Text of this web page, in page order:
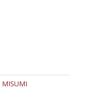
MISUMI